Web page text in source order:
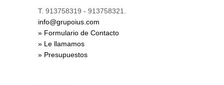
T. 913758319 - 913758321.
info@grupoius.com
» Formulario de Contacto
» Le llamamos
» Presupuestos